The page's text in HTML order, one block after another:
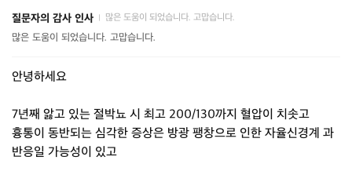
질문자의 감사 인사 많은 도움이 되었습니다. 고맙습니다.
많은 도움이 되었습니다. 고맙습니다.
안녕하세요
7년째 앓고 있는 절박뇨 시 최고 200/130까지 혈압이 치솟고
흉통이 동반되는 심각한 증상은 방광 팽창으로 인한 자율신경계 과
반응일 가능성이 있고